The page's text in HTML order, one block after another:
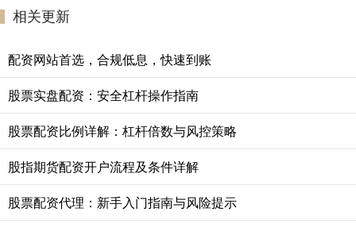
相关更新
配资网站首选，合规低息，快速到账
股票实盘配资：安全杠杆操作指南
股票配资比例详解：杠杆倍数与风控策略
股指期货配资开户流程及条件详解
股票配资代理：新手入门指南与风险提示